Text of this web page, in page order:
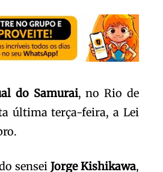
do Samurai, no Rio de
última terça-feira, a Lei
senseiJorge Kishikawa,